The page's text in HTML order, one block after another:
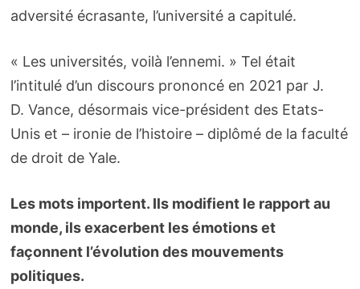
adversité écrasante, l’université a capitulé.
« Les universités, voilà l’ennemi. » Tel était
l’intitulé d’un discours prononcé en 2021 par J.
D. Vance, désormais vice-président des Etats-
Unis et – ironie de l’histoire – diplômé de la faculté
de droit de Yale.
Les mots importent. Ils modifient le rapport au
monde, ils exacerbent les émotions et
façonnent l’évolution des mouvements
politiques.